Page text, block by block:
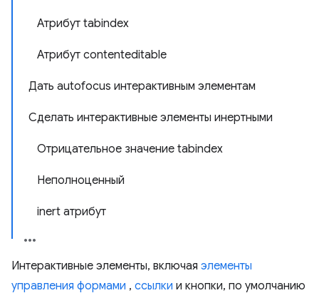
Атрибут tabindex
Атрибут contenteditable
Дать autofocus интерактивным элементам
Сделать интерактивные элементы инертными
Отрицательное значение tabindex
Неполноценный
inert атрибут
Интерактивные элементы, включая элементы
управления формами , ссылки и кнопки, по умолчанию